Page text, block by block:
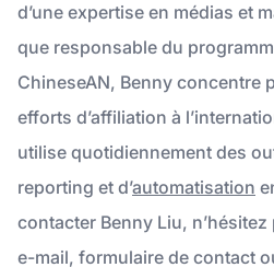
d’une expertise en médias et
que responsable du
ChineseAN, Benny concentre
efforts d’affiliation à
utilise quotidiennement des
reporting et d’automatisation
contacter Benny Liu,
e-mail, formulaire de contact